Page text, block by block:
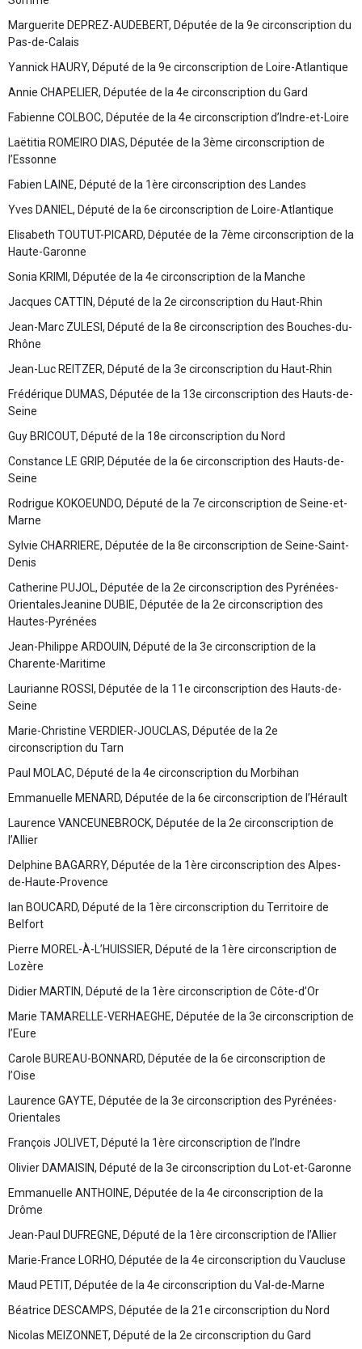
Marguerite DEPREZ-AUDEBERT, Députée de la 9e circonscription du
Pas-de-Calais
Yannick HAURY, Député de la 9e circonscription de Loire-Atlantique
Annie CHAPELIER, Députée de la 4e circonscription du Gard
Fabienne COLBOC, Députée de la 4e circonscription d’Indre-et-Loire
Laëtitia ROMEIRO DIAS, Députée de la 3ème circonscription de
l’Essonne
Fabien LAINE, Député de la 1ère circonscription des Landes
Yves DANIEL, Député de la 6e circonscription de Loire-Atlantique
Elisabeth TOUTUT-PICARD, Députée de la 7ème circonscription de la
Haute-Garonne
Sonia KRIMI, Députée de la 4e circonscription de la Manche
Jacques CATTIN, Député de la 2e circonscription du Haut-Rhin
Jean-Marc ZULESI, Député de la 8e circonscription des Bouches-du-
Rhône
Jean-Luc REITZER, Député de la 3e circonscription du Haut-Rhin
Frédérique DUMAS, Députée de la 13e circonscription des Hauts-de-
Seine
Guy BRICOUT, Député de la 18e circonscription du Nord
Constance LE GRIP, Députée de la 6e circonscription des Hauts-de-
Seine
Rodrigue KOKOEUNDO, Député de la 7e circonscription de Seine-et-
Marne
Sylvie CHARRIERE, Députée de la 8e circonscription de Seine-Saint-
Denis
Catherine PUJOL, Députée de la 2e circonscription des Pyrénées-
OrientalesJeanine DUBIE, Députée de la 2e circonscription des
Hautes-Pyrénées
Jean-Philippe ARDOUIN, Député de la 3e circonscription de la
Charente-Maritime
Laurianne ROSSI, Députée de la 11e circonscription des Hauts-de-
Seine
Marie-Christine VERDIER-JOUCLAS, Députée de la 2e
circonscription du Tarn
Paul MOLAC, Député de la 4e circonscription du Morbihan
Emmanuelle MENARD, Députée de la 6e circonscription de l’Hérault
Laurence VANCEUNEBROCK, Députée de la 2e circonscription de
l’Allier
Delphine BAGARRY, Députée de la 1ère circonscription des Alpes-
de-Haute-Provence
Ian BOUCARD, Député de la 1ère circonscription du Territoire de
Belfort
Pierre MOREL-À-L’HUISSIER, Député de la 1ère circonscription de
Lozère
Didier MARTIN, Député de la 1ère circonscription de Côte-d’Or
Marie TAMARELLE-VERHAEGHE, Députée de la 3e circonscription de
l’Eure
Carole BUREAU-BONNARD, Députée de la 6e circonscription de
l’Oise
Laurence GAYTE, Députée de la 3e circonscription des Pyrénées-
Orientales
François JOLIVET, Député la 1ère circonscription de l’Indre
Olivier DAMAISIN, Député de la 3e circonscription du Lot-et-Garonne
Emmanuelle ANTHOINE, Députée de la 4e circonscription de la
Drôme
Jean-Paul DUFREGNE, Député de la 1ère circonscription de l’Allier
Marie-France LORHO, Députée de la 4e circonscription du Vaucluse
Maud PETIT, Députée de la 4e circonscription du Val-de-Marne
Béatrice DESCAMPS, Députée de la 21e circonscription du Nord
Nicolas MEIZONNET, Député de la 2e circonscription du Gard